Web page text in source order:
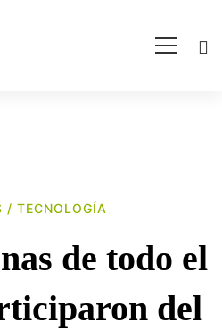
/ TECNOLOGÍA
de todo el
del